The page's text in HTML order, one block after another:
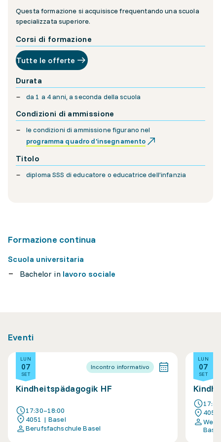
Questa formazione si acquisisce frequentando una scuola
specializzata superiore.
Corsi di formazione
Tutte le offerte
Durata
da 1 a 4 anni, a seconda della scuola
Condizioni di ammissione
le condizioni di ammissione figurano nel
programma quadro d'insegnamento
Titolo
diploma SSS di educatore o educatrice dell’infanzia
Formazione continua
Scuola universitaria
Bachelor in lavoro sociale
Eventi
LUN
07
SET
Incontro informativo
Kindheitspädagogik HF
17:30–18:00
4051 | Basel
Berufsfachschule Basel
LUN
07
SET
Basel